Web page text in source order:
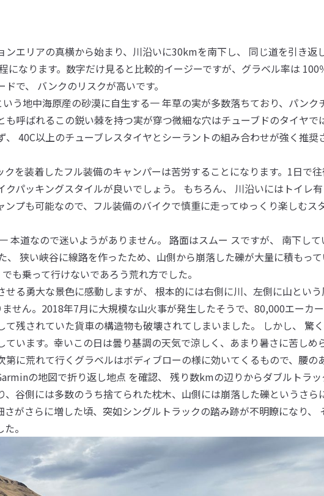
ンエリアの真横から始まり、川沿いに30kmを南下し、 同じ道を引き返
なります。数字だけ見ると比較的イージーですが、グラベル率は 100
で、 バンクのリスクが高いです。
う地中海原産の砂漠に自生する一 年草の実が多数落ちており、パンク
も呼ばれるこの鋭い棘を持つ実が穿つ微細な穴はチューブドのタイヤで
40C以上のチューブレスタイヤとシーラントの組み合わせが強く推奨
クを装着したフル装備のキャンパーは苦労することになります。1日で
パッキングスタイルが良いでしょう。 もちろん、 川沿いにはトイレ有
ンプも可能なので、フル装備のバイクで慎重に走ってゆっくり楽しむス
本道なので迷いようがありません。 路面はスムー スですが、 南下して
、 狭い峡谷に線路を作ったため、山側から崩落した礫が大量に積もっ
も乗って行けないであろう荒れ方でした。
せる勇大な景色に感動しますが、 根本的には右側に川、左側に山とい
せん。2018年7月に大規模な山火事が発生したそうで、80,000エーカ
て残されていた貨車の構造物も破壊されてしまいました。 しかし、 驚
ています。幸いこの日は曇り基調の天気で涼しく、あまり暑さに苦しめ
第に荒れて行くグラベルはボディブローの様に効いてくるもので、腰の
の地図で折り返し地点 を確認、 残り数kmの辺りからダブルトラッ
、谷側には多数のうち捨てられた枕木、山側には崩落した礫というさら
がさらに増した頃、突如シングルトラックの踏み跡が不明瞭になり、
。